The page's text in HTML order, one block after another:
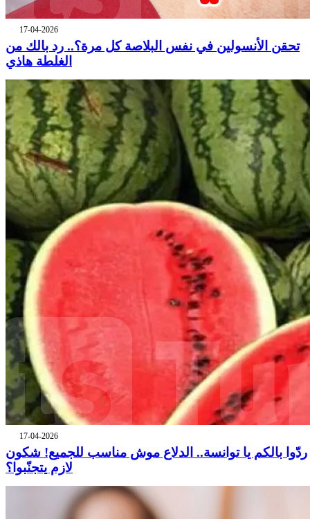
17-04-2026
تحقن الأنسولين في نفس البلاصة كل مرة؟.. رد بالك من
الغلطة هاذي
17-04-2026
ردّوا بالكم يا توانسة.. الدلاع موش مناسب للجميع! شكون
لازم يتجنّبوا؟